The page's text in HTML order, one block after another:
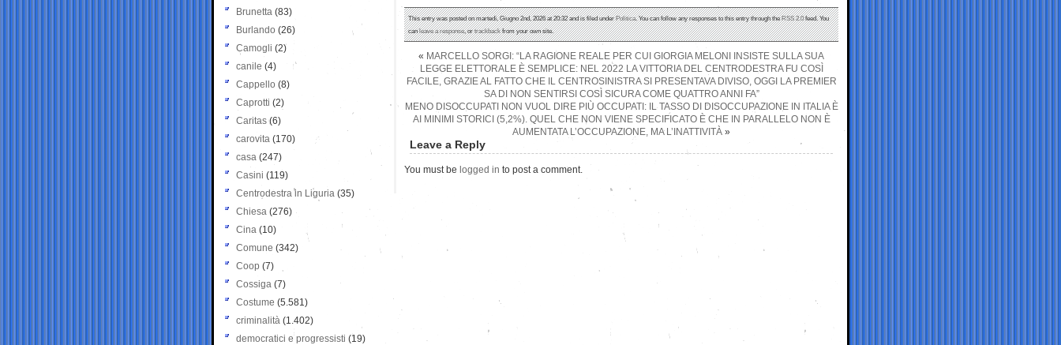
This entry was posted on martedì, Giugno 2nd, 2026 at 20:32 and is filed underPolitica. You can follow any responses to this entry through theRSS 2.0feed. You
canleave a response, ortrackbackfrom your own site.
« MARCELLO SORGI: “LA RAGIONE REALE PER CUI GIORGIA MELONI INSISTE SULLA SUA
LEGGE ELETTORALE È SEMPLICE: NEL 2022 LA VITTORIA DEL CENTRODESTRA FU COSÌ
FACILE, GRAZIE AL FATTO CHE IL CENTROSINISTRA SI PRESENTAVA DIVISO, OGGI LA PREMIER
SA DI NON SENTIRSI COSÌ SICURA COME QUATTRO ANNI FA”
MENO DISOCCUPATI NON VUOL DIRE PIÙ OCCUPATI: IL TASSO DI DISOCCUPAZIONE IN ITALIA È
AI MINIMI STORICI (5,2%). QUEL CHE NON VIENE SPECIFICATO È CHE IN PARALLELO NON È
AUMENTATA L’OCCUPAZIONE, MA L’INATTIVITÀ »
Leave a Reply
You must be logged in to post a comment.
Brunetta (83)
Burlando (26)
Camogli (2)
canile (4)
Cappello (8)
Caprotti (2)
Caritas (6)
carovita (170)
casa (247)
Casini (119)
Centrodestra in Liguria (35)
Chiesa (276)
Cina (10)
Comune (342)
Coop (7)
Cossiga (7)
Costume (5.581)
criminalità (1.402)
democratici e progressisti (19)